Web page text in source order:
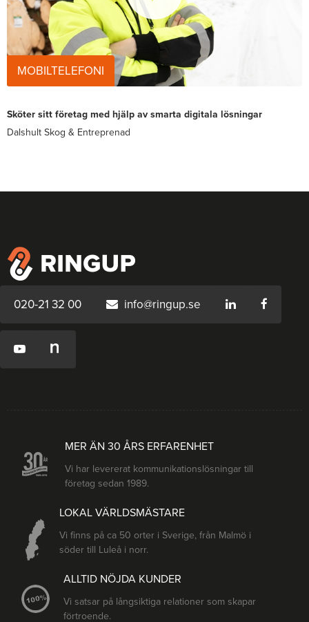
MOBILTELEFONI
Sköter sitt företag med hjälp av smarta digitala lösningar
Dalshult Skog & Entreprenad
020-21 32 00 info@ringup.se
MER ÄN 30 ÅRS ERFARENHET
Vi har levererat kommunikationslösningar till
företag sedan 1989.
LOKAL VÄRLDSMÄSTARE
Vi finns på ca 50 orter i Sverige, från Malmö i
söder till Luleå i norr.
ALLTID NÖJDA KUNDER
Vi satsar på långsiktiga relationer som skapar
förtroende.